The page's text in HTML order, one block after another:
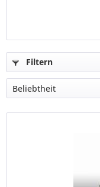
Filtern